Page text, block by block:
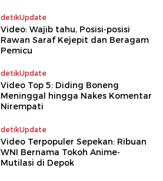
detikUpdate
Video: Wajib tahu, Posisi-posisi
Rawan Saraf Kejepit dan Beragam
Pemicu
detikUpdate
Video Top 5: Diding Boneng
Meninggal hingga Nakes Komentar
Nirempati
detikUpdate
Video Terpopuler Sepekan: Ribuan
WNI Bernama Tokoh Anime-
Mutilasi di Depok